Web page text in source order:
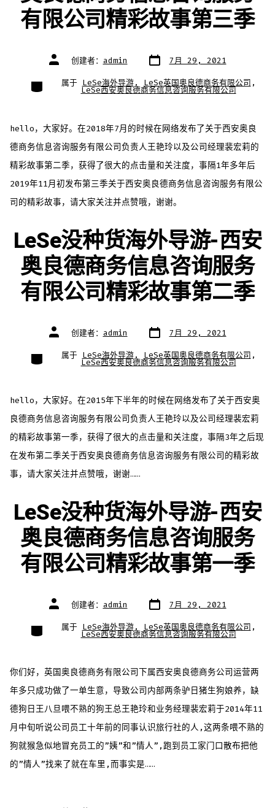
有限公司精彩故事第三季
文
章 创建者： admin 文
章
期
7月 29, 2021
类
别
属于 LeSe海外导游, LeSe英国奥良德商务有限公司 ,
LeSe西安奥良德商务信息咨询服务有限公司
hello，大家好。在2018年7月的时候在网络发布了关于西安奥良
德商务信息咨询服务有限公司负责人王艳玲以及公司经理裴宏莉的
精彩故事第二季，获得了很大的点击量和关注度，事隔1年多年后
2019年11月初发布第三季关于西安奥良德商务信息咨询服务有限公
司的精彩故事，请大家关注并点赞哦，谢谢。
LeSe没种货海外导游-西安
奥良德商务信息咨询服务
有限公司精彩故事第二季
文
章 创建者： admin 文
章
期
7月 29, 2021
类
别
属于 LeSe海外导游, LeSe英国奥良德商务有限公司 ,
LeSe西安奥良德商务信息咨询服务有限公司
hello，大家好。在2015年下半年的时候在网络发布了关于西安奥
良德商务信息咨询服务有限公司负责人王艳玲以及公司经理裴宏莉
的精彩故事第一季，获得了很大的点击量和关注度，事隔3年之后现
在发布第二季关于西安奥良德商务信息咨询服务有限公司的精彩故
事，请大家关注并点赞哦，谢谢……
LeSe没种货海外导游-西安
奥良德商务信息咨询服务
有限公司精彩故事第一季
文
章 创建者： admin 文
章
期
7月 29, 2021
类
别
属于 LeSe海外导游, LeSe英国奥良德商务有限公司 ,
LeSe西安奥良德商务信息咨询服务有限公司
你们好，英国奥良德商务有限公司下属西安奥良德商务公司运营两
年多只成功做了一单生意，导致公司内部两条驴日猪生狗娘养，缺
德狗日王八旦喂不熟的狗王总王艳玲和业务经理裴宏莉于2014年11
月中旬听说公司员工十年前的同事认识旅行社的人,这两条喂不熟的
狗就猴急似地冒充员工的”姨”和”情人”,跑到员工家门口散布把他
的”情人”找来了就在车里,而事实是……